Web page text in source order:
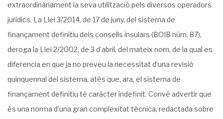
extraordinàriament la seva utilització pels diversos operadors
jurídics. La Llei 3/2014, de 17 de juny, del sistema de
finançament definitiu dels consells insulars (BOIB núm. 87),
deroga la Llei 2/2002, de 3 d’abril, del mateix nom, de la qual es
diferencia en que ja no preveu la necessitat d’una revisió
quinquennal del sistema, atès que, ara, el sistema de
finançament definitiu té caràcter indefinit. Convé advertir que
és una norma d’una gran complexitat tècnica, redactada sobre